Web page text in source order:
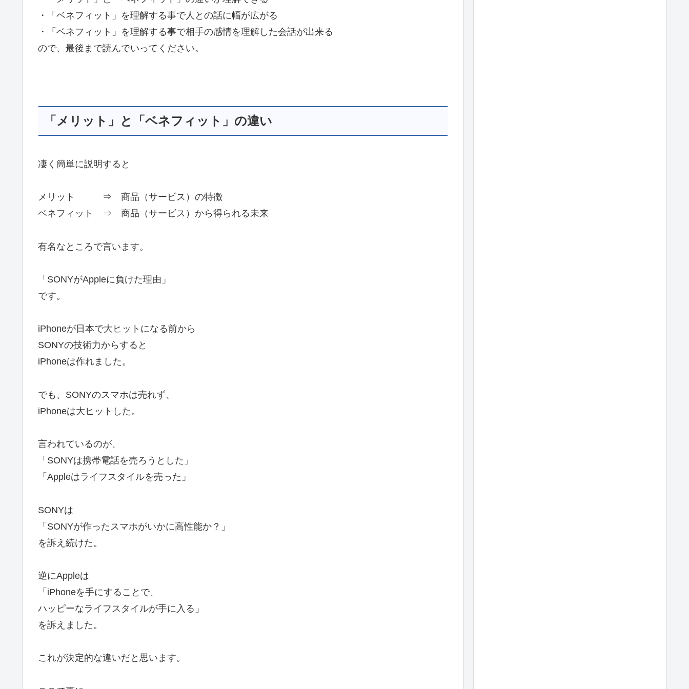
・「ベネフィット」を理解する事で人との話に幅が広がる
・「ベネフィット」を理解する事で相手の感情を理解した会話が出来る
ので、最後まで読んでいってください。
「メリット」と「ベネフィット」の違い
凄く簡単に説明すると
メリット ⇒ 商品（サービス）の特徴
ベネフィット ⇒ 商品（サービス）から得られる未来
有名なところで言います。
「SONYがAppleに負けた理由」
です。
iPhoneが日本で大ヒットになる前から
SONYの技術力からすると
iPhoneは作れました。
でも、SONYのスマホは売れず、
iPhoneは大ヒットした。
言われているのが、
「SONYは携帯電話を売ろうとした」
「Appleはライフスタイルを売った」
SONYは
「SONYが作ったスマホがいかに高性能か？」
を訴え続けた。
逆にAppleは
「iPhoneを手にすることで、
ハッピーなライフスタイルが手に入る」
を訴えました。
これが決定的な違いだと思います。